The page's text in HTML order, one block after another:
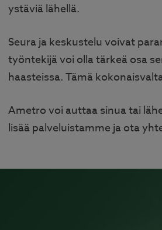
ystäviä lähellä.
Seura ja keskustelu voivat
työntekijä voi olla tärkeä osa
haasteissa. Tämä
Ametro voi auttaa sinua tai
lisää palveluistamme ja ota